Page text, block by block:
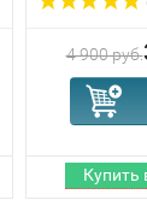
4 900 руб.